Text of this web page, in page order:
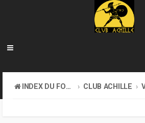
INDEX DU FORUM CLUB ACHILLE